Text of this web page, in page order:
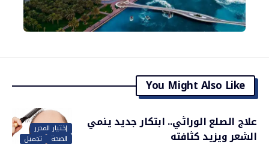
You Might Also Like
إختيار المحرر
الصحة
تجميل
علاج الصلع الوراثي.. ابتكار جديد ينمي
الشعر ويزيد كثافته